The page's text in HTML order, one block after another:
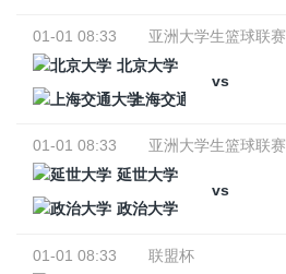
01-01 08:33
亚洲大学生篮球联赛
北京大学
vs
上海交通大学
01-01 08:33
亚洲大学生篮球联赛
延世大学
vs
政治大学
01-01 08:33
联盟杯